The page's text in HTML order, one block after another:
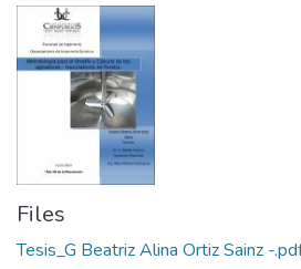
Files
Tesis_G Beatriz Alina Ortiz Sainz -